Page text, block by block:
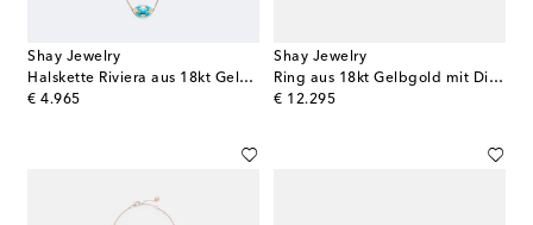
Shay Jewelry
Halskette Riviera aus 18kt Gelbgold mit Diamanten und Türkisen
€ 4.965
original price
Shay Jewelry
Ring aus 18kt Gelbgold mit Diamanten und Saphiren
€ 12.295
original price